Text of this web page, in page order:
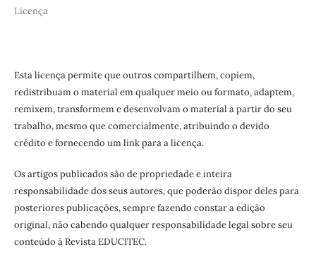
Licença
Esta licença permite que outros compartilhem, copiem,
redistribuam o material em qualquer meio ou formato, adaptem,
remixem, transformem e desenvolvam o material a partir do seu
trabalho, mesmo que comercialmente, atribuindo o devido
crédito e fornecendo um link para a licença.
Os artigos publicados são de propriedade e inteira
responsabilidade dos seus autores, que poderão dispor deles para
posteriores publicações, sempre fazendo constar a edição
original, não cabendo qualquer responsabilidade legal sobre seu
conteúdo à Revista EDUCITEC.